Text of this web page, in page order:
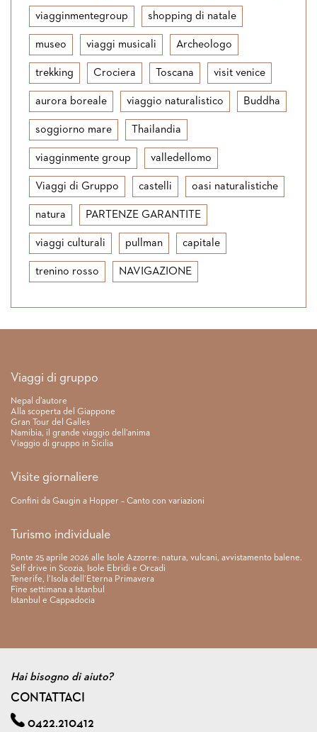
viagginmentegroup shopping di natale
museo viaggi musicali Archeologo
trekking Crociera Toscana visit venice
aurora boreale viaggio naturalistico Buddha
soggiorno mare Thailandia
viagginmente group valledellomo
Viaggi di Gruppo castelli oasi naturalistiche
natura PARTENZE GARANTITE
viaggi culturali pullman capitale
trenino rosso NAVIGAZIONE
Link rapidi
Viaggi di gruppo
Nepal d’autore
Alla scoperta del Giappone
Gran Tour del Galles
Namibia, il grande viaggio dell’anima
Viaggio di gruppo in Sicilia
Visite giornaliere
Confini da Gaugin a Hopper – Canto con variazioni
Turismo individuale
Ponte 25 aprile 2026 alle Isole Azzorre: natura, vulcani, avvistamento balene.
Self drive in Scozia, Isole Ebridi e Orcadi
Tenerife, l’Isola dell’Eterna Primavera
Fine settimana a Istanbul
Istanbul e Cappadocia
Hai bisogno di aiuto?
CONTATTACI
0422.210412